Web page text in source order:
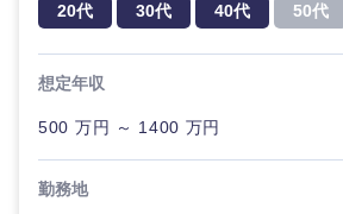
20代 30代 40代 50代
想定年収
500 万円 ～ 1400 万円
勤務地